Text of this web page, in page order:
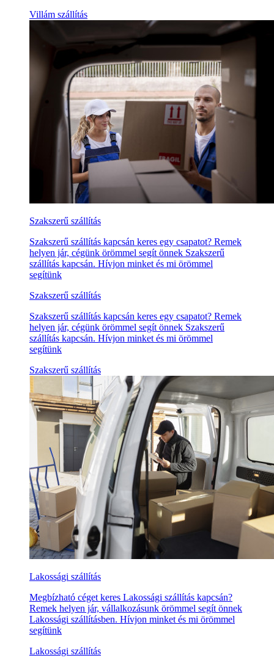
Villám szállítás
Szakszerű szállítás
Szakszerű szállítás kapcsán keres egy csapatot? Remek
helyen jár, cégünk örömmel segít önnek Szakszerű
szállítás kapcsán. Hívjon minket és mi örömmel
segítünk
Szakszerű szállítás
Szakszerű szállítás kapcsán keres egy csapatot? Remek
helyen jár, cégünk örömmel segít önnek Szakszerű
szállítás kapcsán. Hívjon minket és mi örömmel
segítünk
Szakszerű szállítás
Lakossági szállítás
Megbízható céget keres Lakossági szállítás kapcsán?
Remek helyen jár, vállalkozásunk örömmel segít önnek
Lakossági szállításben. Hívjon minket és mi örömmel
segítünk
Lakossági szállítás